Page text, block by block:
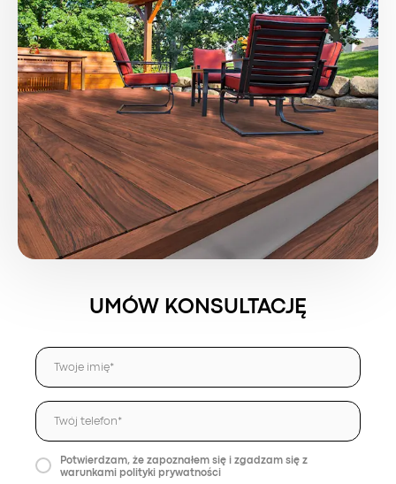
UMÓW KONSULTACJĘ
Potwierdzam, że zapoznałem się i zgadzam się z
warunkami polityki prywatności